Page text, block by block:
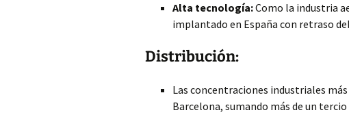
Alta tecnología:Como la industria
implantado en España con retraso
Distribución:
Las concentraciones industriales
Barcelona, sumando más de un